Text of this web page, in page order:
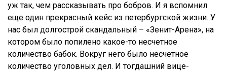
уж так, чем рассказывать про бобров. И я вспомнил
еще один прекрасный кейс из петербургской жизни. У
нас был долгострой скандальный – «Зенит-Арена», на
котором было попилено какое-то несчетное
количество бабок. Вокруг него было несчетное
количество уголовных дел. И тогдашний вице-